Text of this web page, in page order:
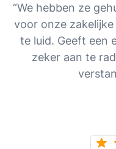
“We hebben ze
voor onze
te luid. Geeft een
zeker aan te